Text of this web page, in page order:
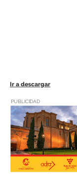
Ir a descargar
PUBLICIDAD